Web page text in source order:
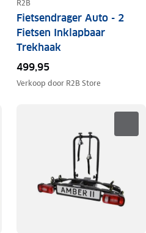
R2B
Fietsendrager Auto - 2
Fietsen Inklapbaar
Trekhaak
499,95
Verkoop door R2B Store